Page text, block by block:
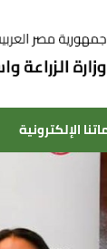
الإلكترونية